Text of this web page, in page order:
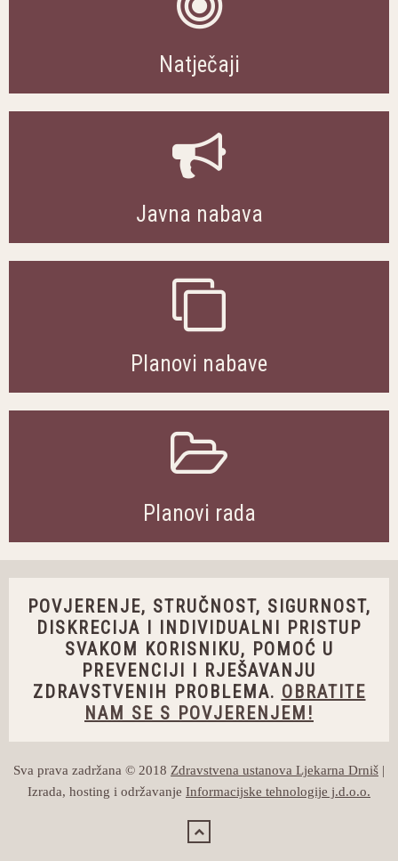
Natječaji
Javna nabava
Planovi nabave
Planovi rada
POVJERENJE, STRUČNOST, SIGURNOST,
DISKRECIJA I INDIVIDUALNI PRISTUP
SVAKOM KORISNIKU, POMOĆ U
PREVENCIJI I RJEŠAVANJU
ZDRAVSTVENIH PROBLEMA. OBRATITE
NAM SE S POVJERENJEM!
Sva prava zadržana © 2018 Zdravstvena ustanova Ljekarna Drniš |
Izrada, hosting i održavanje Informacijske tehnologije j.d.o.o.